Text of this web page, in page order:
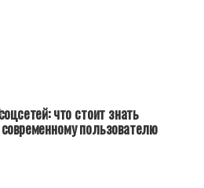
что стоит знать
пользователю